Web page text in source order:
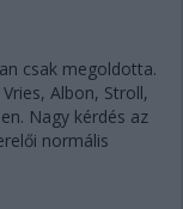
csak megoldotta.
Albon, Stroll,
Nagy kérdés az
normális